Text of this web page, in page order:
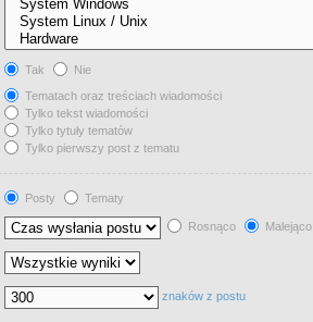
Tak
Nie
Tematach oraz treściach wiadomości
Tylko tekst wiadomości
Tylko tytuły tematów
Tylko pierwszy post z tematu
Posty
Tematy
Rosnąco Malejąco
znaków z postu